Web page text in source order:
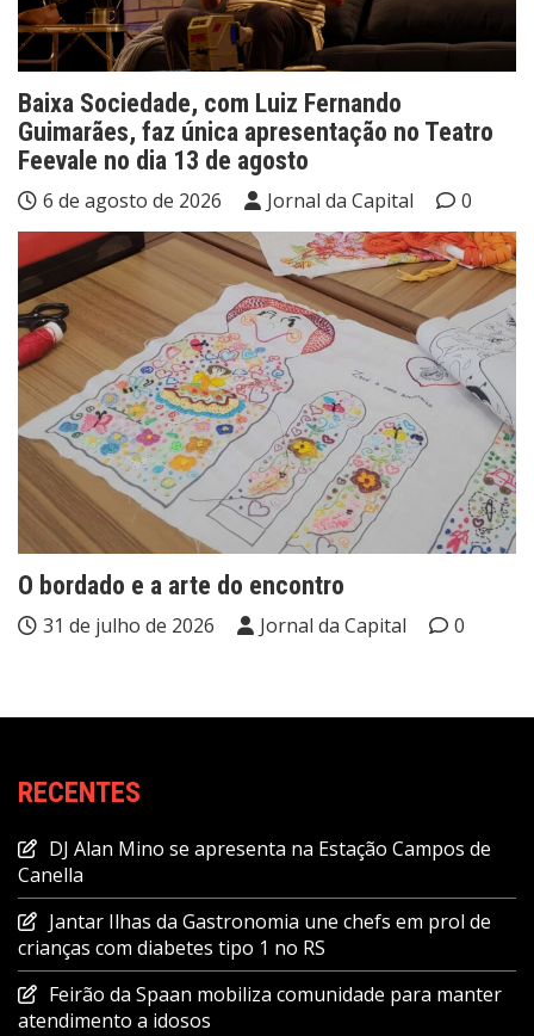
Baixa Sociedade, com Luiz Fernando
Guimarães, faz única apresentação no Teatro
Feevale no dia 13 de agosto
6 de agosto de 2026 Jornal da Capital 0
O bordado e a arte do encontro
31 de julho de 2026 Jornal da Capital 0
RECENTES
DJ Alan Mino se apresenta na Estação Campos de
Canella
Jantar Ilhas da Gastronomia une chefs em prol de
crianças com diabetes tipo 1 no RS
Feirão da Spaan mobiliza comunidade para manter
atendimento a idosos